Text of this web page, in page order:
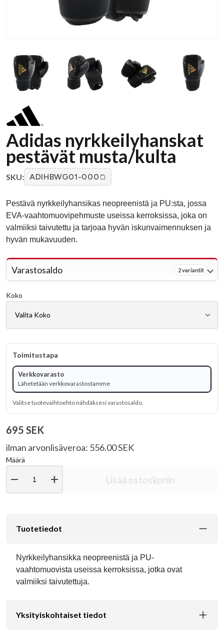
Adidas nyrkkeilyhanskat
pestävät musta/kulta
SKU: ADIHBWG01-000
Pestävä nyrkkeilyhansikas neopreenistä ja PU:sta, jossa
EVA-vaahtomuovipehmuste useissa kerroksissa, joka on
valmiiksi taivutettu ja tarjoaa hyvän iskunvaimennuksen ja
hyvän mukavuuden.
Varastosaldo 2 variantit
Koko
Toimitustapa
Verkkovarasto
Lähetetään verkkovarastostamme
Valitse tuotevaihtoehto nähdäksesi varastosaldo.
695 SEK
ilman arvonlisäveroa: 556.00 SEK
Määrä
remove add Lisää ostoskoriin
Tuotetiedot
Nyrkkeilyhansikka neopreenistä ja PU-
vaahtomuovista useissa kerroksissa, jotka ovat
valmiiksi taivutettuja.
Yksityiskohtaiset tiedot